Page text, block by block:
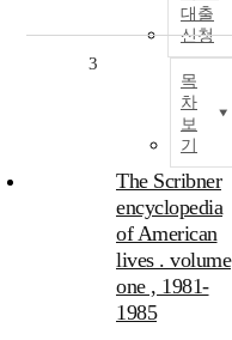
대출
신청
목
차
보
기
3
The Scribner
encyclopedia
of American
lives . volume
one , 1981-
1985